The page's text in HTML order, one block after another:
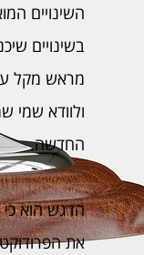
השינויים
בשינויים
מראש מקל
ולוודא
החדשה.
הדגש הוא
את